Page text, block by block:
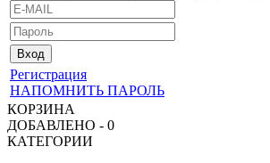
Регистрация
НАПОМНИТЬ ПАРОЛЬ
КОРЗИНА
ДОБАВЛЕНО - 0
КАТЕГОРИИ